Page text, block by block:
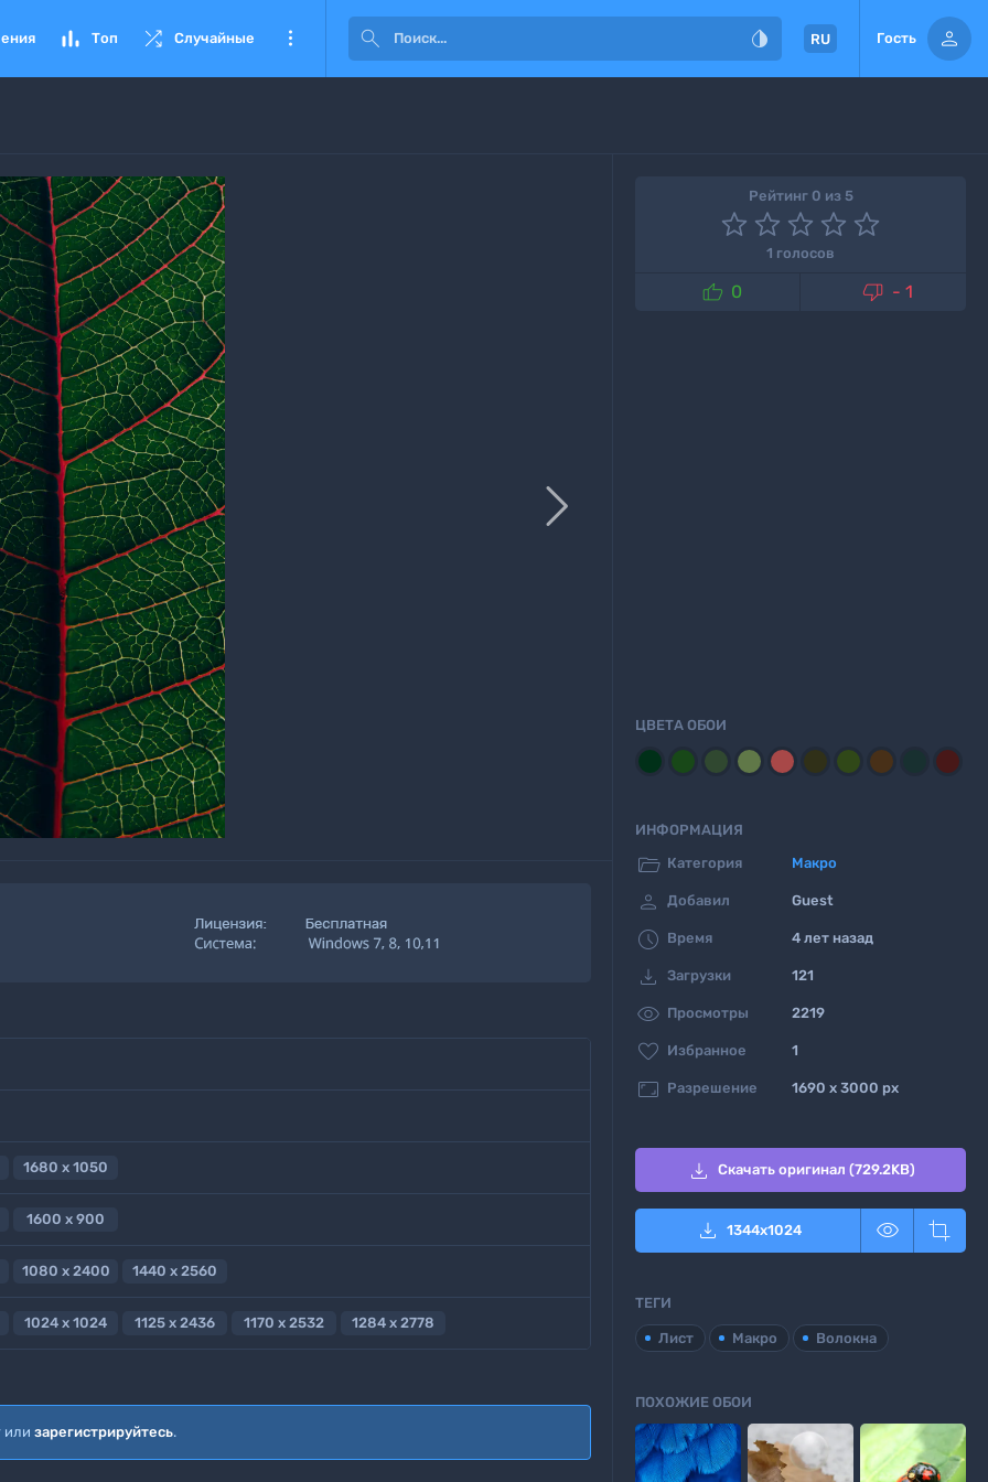
 Топ  Случайные    RU Гость 

1680 x 1050
1600 x 900
1080 x 2400 1440 x 2560
1024 x 1024 1125 x 2436 1170 x 2532 1284 x 2778
или зарегистрируйтесь.
Рейтинг 0 из 5
1 голосов
 0  - 1
ЦВЕТА ОБОИ
ИНФОРМАЦИЯ
 Категория Макро
 Добавил Guest
 Время 4 лет назад
 Загрузки 121
 Просмотры 2219
 Избранное 1
 Разрешение 1690 x 3000 px
 Скачать оригинал (729.2KB)
 1344x1024  
ТЕГИ
Лист Макро Волокна
ПОХОЖИЕ ОБОИ